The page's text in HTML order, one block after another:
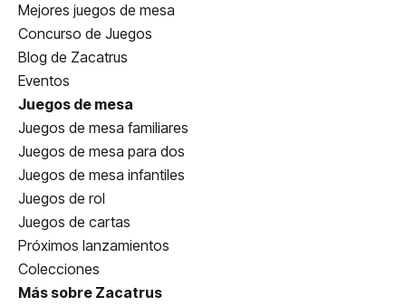
Mejores juegos de mesa
Concurso de Juegos
Blog de Zacatrus
Eventos
Juegos de mesa
Juegos de mesa familiares
Juegos de mesa para dos
Juegos de mesa infantiles
Juegos de rol
Juegos de cartas
Próximos lanzamientos
Colecciones
Más sobre Zacatrus